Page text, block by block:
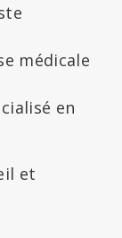
médicale
en
et